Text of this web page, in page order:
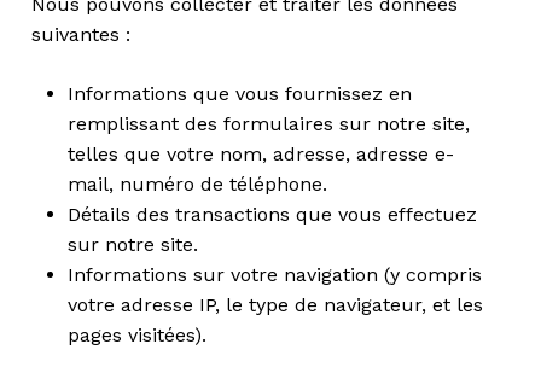
suivantes :
Informations que vous fournissez en
remplissant des formulaires sur notre site,
telles que votre nom, adresse, adresse e-
mail, numéro de téléphone.
Détails des transactions que vous effectuez
sur notre site.
Informations sur votre navigation (y compris
votre adresse IP, le type de navigateur, et les
pages visitées).